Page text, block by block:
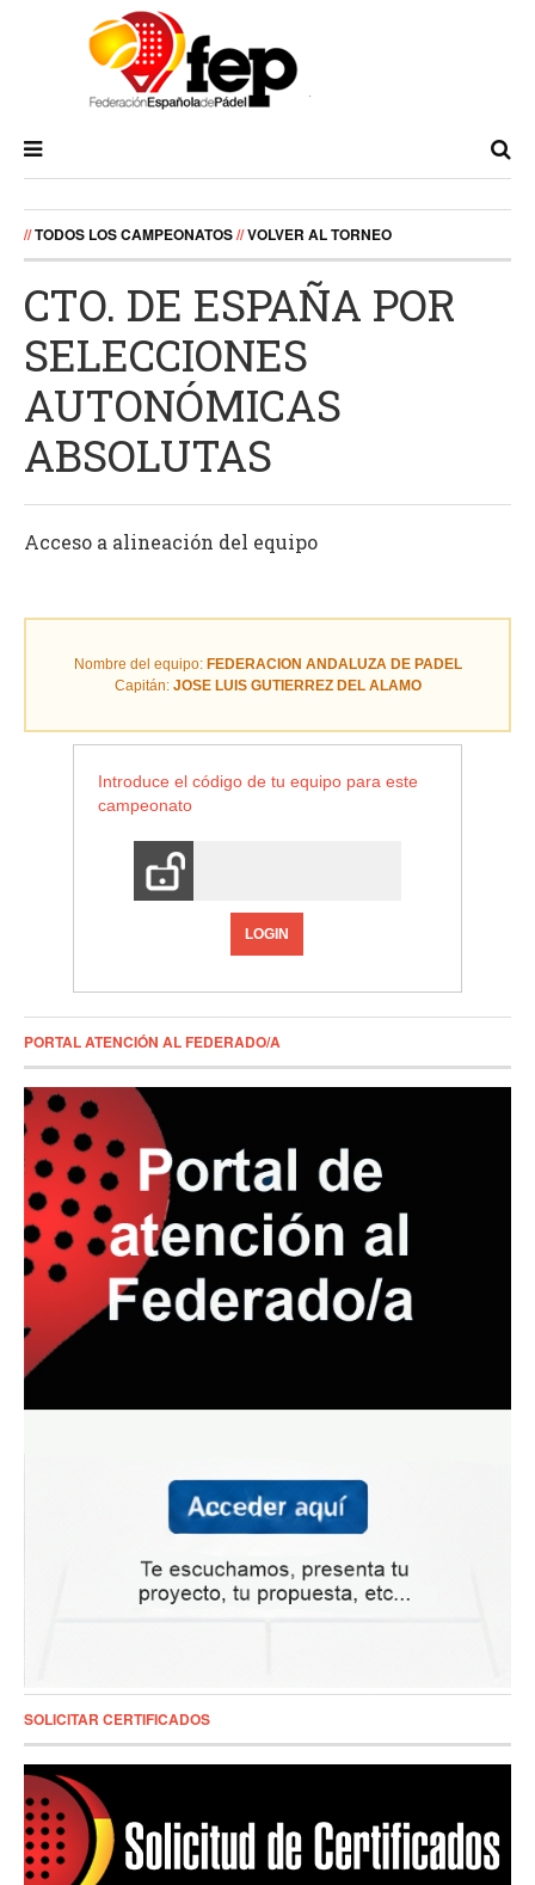
//TODOS LOS CAMPEONATOS//VOLVER AL TORNEO
CTO. DE ESPAÑA POR
SELECCIONES
AUTONÓMICAS
ABSOLUTAS
Acceso a alineación del equipo
Nombre del equipo: FEDERACION ANDALUZA DE PADEL
Capitán: JOSE LUIS GUTIERREZ DEL ALAMO
Introduce el código de tu equipo para este
campeonato
LOGIN
PORTAL ATENCIÓN AL FEDERADO/A
SOLICITAR CERTIFICADOS